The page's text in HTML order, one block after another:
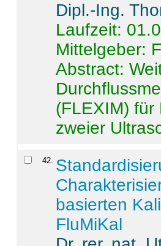
Dipl.-Ing.
Laufzeit:
Mittelgeber:
Abstract:
(FLEXIM)
zweier
42.
basierten
FluMiKal